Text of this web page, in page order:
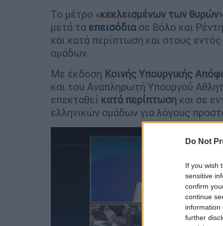
Do Not
If you wish
sensitive
confirm
continue
information
further
Το μέτρο «κεκλεισμένων των θυρών
μετά τα επεισόδια σε Βόλο και
και κατά περίπτωση και στους
ομάδων.
Με έκδοση Κοινής Υπουργικής
και του Αναπληρωτή Υπουργού
επεκταθεί κατά περίπτωση και σε
ελληνικών ομάδων για λόγους